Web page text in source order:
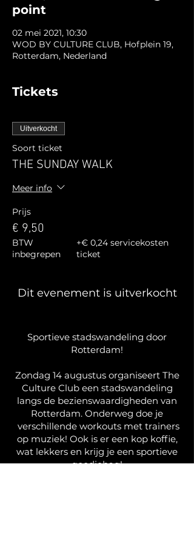
point
02 mei 2021, 10:30
WOD BY CULTURE CLUB, Hofplein 19,
Rotterdam, Nederland
Tickets
Uitverkocht
Soort ticket
THE SUNDAY WALK
Meer info
Prijs
€ 9,50
BTW
inbegrepen
+€ 0,24 servicekosten
ticket
Dit evenement is uitverkocht
Sportieve stadswandeling door
Rotterdam!
Zondag 14 augustus organiseert The
Culture Club een stadswandeling
langs de bezienswaardigheden van
Rotterdam. Onderweg doe je
verschillende workouts met trainers
op muziek! Ook is er een kop koffie,
wat lekkers en krijg je een sportieve
goodiebag!